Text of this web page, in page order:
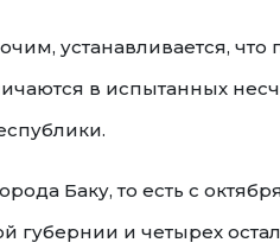
устанавливается,
в испытанных
Баку, то есть с
губернии и четырех